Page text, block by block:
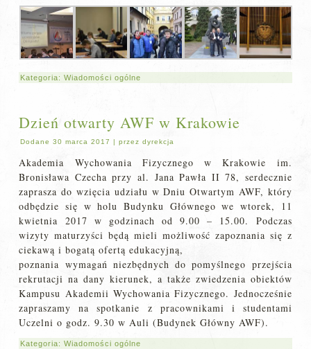
Kategoria:Wiadomości ogólne
Dzień otwarty AWF w Krakowie
Dodane 30 marca 2017 |przez dyrekcja
Akademia Wychowania Fizycznego w Krakowie im.
Bronisława Czecha przy al. Jana Pawła II 78, serdecznie
zaprasza do wzięcia udziału w Dniu Otwartym AWF, który
odbędzie się w holu Budynku Głównego we wtorek, 11
kwietnia 2017 w godzinach od 9.00 – 15.00. Podczas
wizyty maturzyści będą mieli możliwość zapoznania się z
ciekawą i bogatą ofertą edukacyjną,
poznania wymagań niezbędnych do pomyślnego przejścia
rekrutacji na dany kierunek, a także zwiedzenia obiektów
Kampusu Akademii Wychowania Fizycznego. Jednocześnie
zapraszamy na spotkanie z pracownikami i studentami
Uczelni o godz. 9.30 w Auli (Budynek Główny AWF).
Kategoria:Wiadomości ogólne